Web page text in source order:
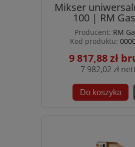
Mikser
100 | RM
Producent: RM
Kod produktu:
9 817,88 zł
7 982,02 zł
Do koszyka